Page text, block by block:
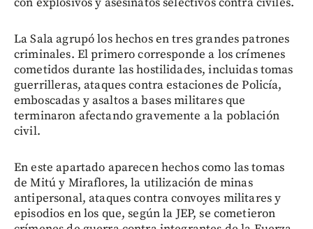
La Sala agrupó los hechos en tres grandes patrones
criminales. El primero corresponde a los crímenes
cometidos durante las hostilidades, incluidas tomas
guerrilleras, ataques contra estaciones de Policía,
emboscadas y asaltos a bases militares que
terminaron afectando gravemente a la población
civil.
En este apartado aparecen hechos como las tomas
de Mitú y Miraflores, la utilización de minas
antipersonal, ataques contra convoyes militares y
episodios en los que, según la JEP, se cometieron